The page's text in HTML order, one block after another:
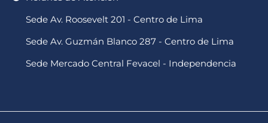
Sede Av. Roosevelt 201 - Centro de Lima
Sede Av. Guzmán Blanco 287 - Centro de Lima
Sede Mercado Central Fevacel - Independencia